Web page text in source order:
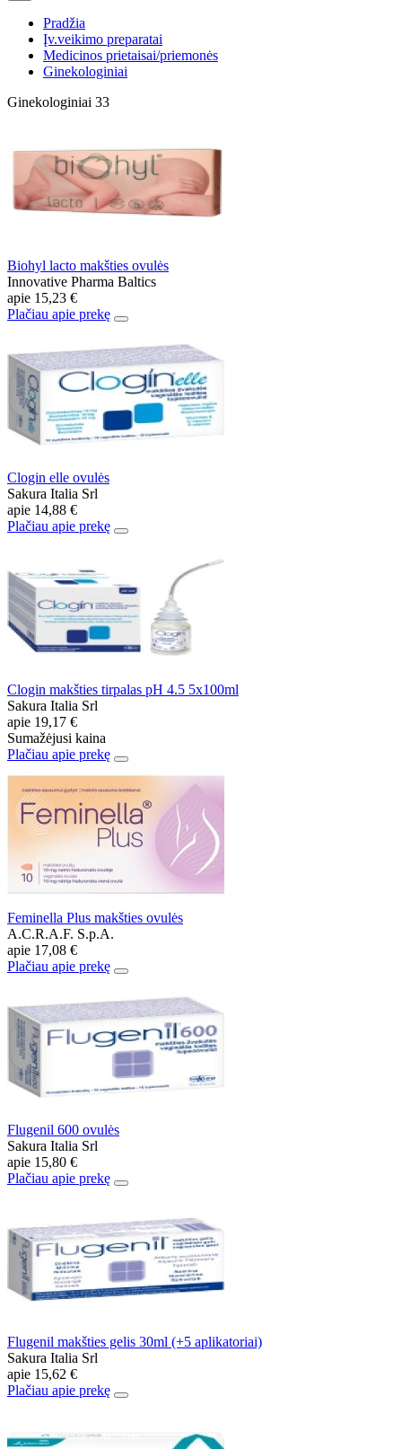
Pradžia
Įv.veikimo preparatai
Medicinos prietaisai/priemonės
Ginekologiniai
Ginekologiniai 33
Biohyl lacto makšties ovulės
Innovative Pharma Baltics
apie 15,23 €
Plačiau apie prekę
Clogin elle ovulės
Sakura Italia Srl
apie 14,88 €
Plačiau apie prekę
Clogin makšties tirpalas pH 4.5 5x100ml
Sakura Italia Srl
apie 19,17 €
Sumažėjusi kaina
Plačiau apie prekę
Feminella Plus makšties ovulės
A.C.R.A.F. S.p.A.
apie 17,08 €
Plačiau apie prekę
Flugenil 600 ovulės
Sakura Italia Srl
apie 15,80 €
Plačiau apie prekę
Flugenil makšties gelis 30ml (+5 aplikatoriai)
Sakura Italia Srl
apie 15,62 €
Plačiau apie prekę